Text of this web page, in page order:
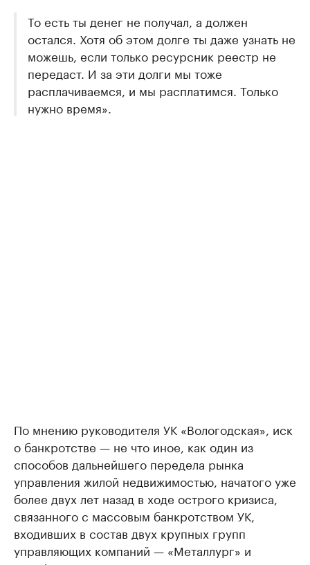
То есть ты денег не получал, а должен
остался. Хотя об этом долге ты даже узнать не
можешь, если только ресурсник реестр не
передаст. И за эти долги мы тоже
расплачиваемся, и мы расплатимся. Только
нужно время».
По мнению руководителя УК «Вологодская», иск
о банкротстве — не что иное, как один из
способов дальнейшего передела рынка
управления жилой недвижимостью, начатого уже
более двух лет назад в ходе острого кризиса,
связанного с массовым банкротством УК,
входивших в состав двух крупных групп
управляющих компаний — «Металлург» и